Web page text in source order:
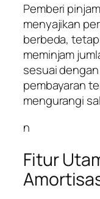
Pemberi
menyajikan
berbeda,
meminjam
sesuai
pembayaran
mengurangi
n
Fitur